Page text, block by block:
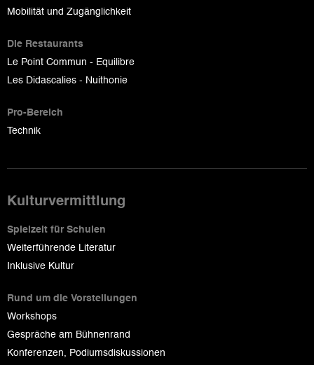
Mobilität und Zugänglichkeit
Die Restaurants
Le Point Commun - Equilibre
Les Didascalies - Nuithonie
Pro-Bereich
Technik
Kulturvermittlung
Spielzeit für Schulen
Weiterführende Literatur
Inklusive Kultur
Rund um die Vorstellungen
Workshops
Gespräche am Bühnenrand
Konferenzen, Podiumsdiskussionen